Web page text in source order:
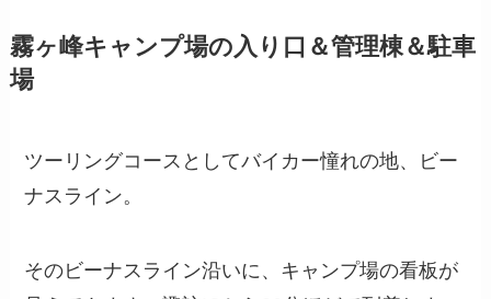
霧ヶ峰キャンプ場の入り口＆管理棟＆駐車
場
ツーリングコースとしてバイカー憧れの地、ビー
ナスライン。
そのビーナスライン沿いに、キャンプ場の看板が